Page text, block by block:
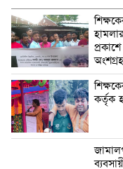
কর্তৃক